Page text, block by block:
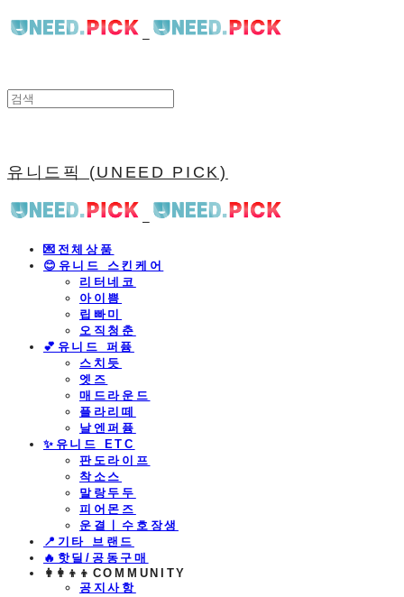
유니드픽 (UNEED PICK)
💌전체상품
😊유니드 스킨케어
리터네코
아이쁨
립빠미
오직청춘
💕유니드 퍼퓸
스치듯
엣즈
매드라운드
플라리떼
날엔퍼퓸
​✨유니드 ETC
판도라이프
착소스
말랑두두
피어몬즈
운결ㅣ수호장생
📍기타 브랜드
🔥핫딜/공동구매
👩‍👩‍👦‍👦COMMUNITY
공지사항